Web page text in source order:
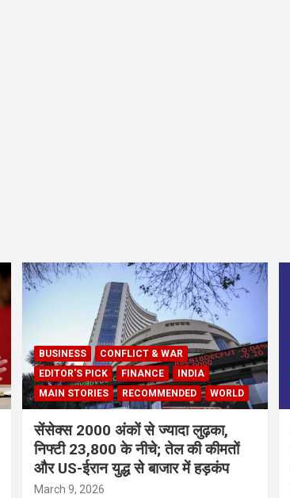
BUSINESS
CONFLICT & WAR
EDITOR'S PICK
FINANCE
INDIA
MAIN STORIES
RECOMMENDED WORLD
सेंसेक्स 2000 अंकों से ज्यादा लुढ़का,
निफ्टी 23,800 के नीचे; तेल की कीमतों
और US-ईरान युद्ध से बाजार में हड़कंप
March 9, 2026